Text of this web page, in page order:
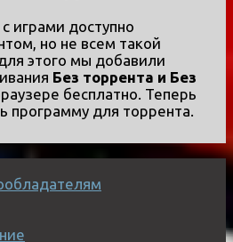
играми доступно
но не всем такой
этого мы добавили
Без торрента и Без
бесплатно. Теперь
программу для торрента.